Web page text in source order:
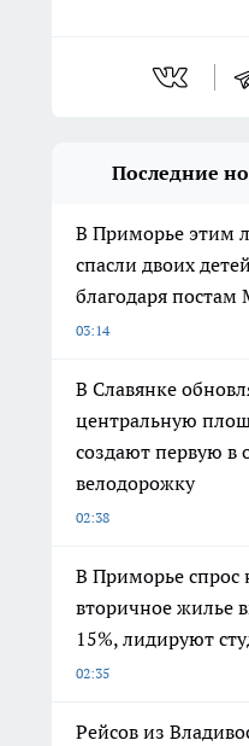
Последние
В Приморье этим
спасли двоих детей
благодаря
03:14
В Славянке
центральную
создают первую в
велодорожку
02:38
В Приморье спрос
вторичное жилье
15%, лидируют
02:35
Рейсов из